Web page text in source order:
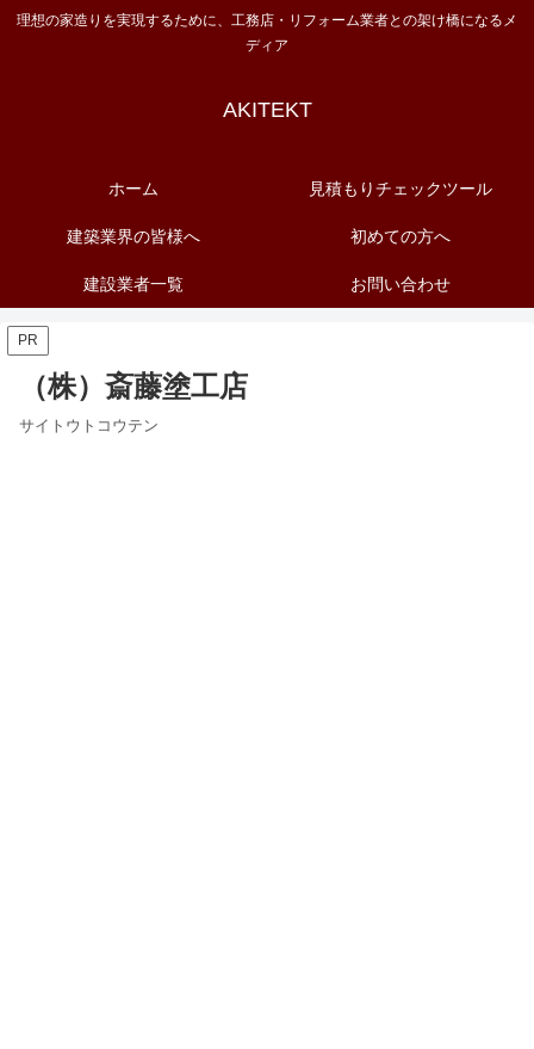
理想の家造りを実現するために、工務店・リフォーム業者との架け橋になるメ
ディア
AKITEKT
ホーム 見積もりチェックツール
建築業界の皆様へ 初めての方へ
建設業者一覧 お問い合わせ
PR
（株）斎藤塗工店
サイトウトコウテン